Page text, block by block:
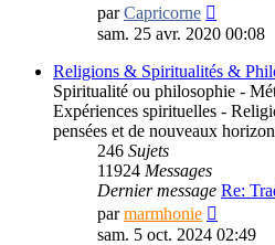
parCapricorne
le
message
sam. 25 avr. 2020 00:08
Religions & Spiritualités &
Spiritualité ou philosophie -
Expériences spirituelles -
pensées et de nouveaux
246 Sujets
11924 Messages
Dernier message Re:
parmarmhonie
le
sam. 5 oct. 2024 02:49